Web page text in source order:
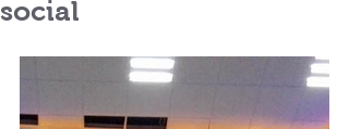
social